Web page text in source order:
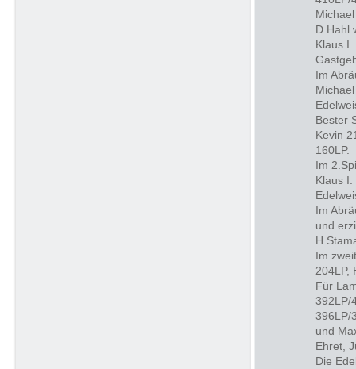
D.Hahl
Klaus
Im
Bester
Kevin
160LP.
Im
Klaus
Im
und
Im
204LP,
Für
392LP/
396LP/
und
Ehret,
Die